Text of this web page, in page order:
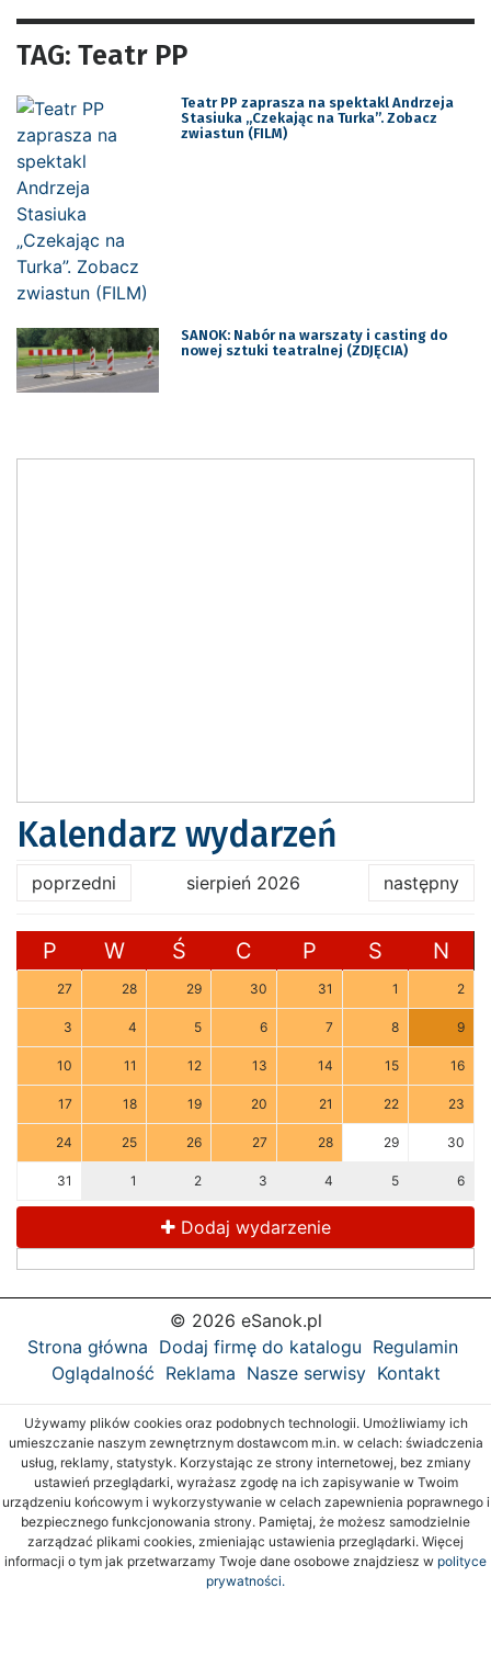
TAG: Teatr PP
Teatr PP zaprasza na spektakl Andrzeja
Stasiuka „Czekając na Turka”. Zobacz
zwiastun (FILM)
SANOK: Nabór na warszaty i casting do
nowej sztuki teatralnej (ZDJĘCIA)
Kalendarz wydarzeń
poprzedni sierpień 2026 następny
P W Ś C P S N
27 28 29 30 31 1 2
3 4 5 6 7 8 9
10 11 12 13 14 15 16
17 18 19 20 21 22 23
24 25 26 27 28 29 30
31 1 2 3 4 5 6
Dodaj wydarzenie
© 2026 eSanok.pl
Strona główna Dodaj firmę do katalogu Regulamin
Oglądalność Reklama Nasze serwisy Kontakt
Używamy plików cookies oraz podobnych technologii. Umożliwiamy ich
umieszczanie naszym zewnętrznym dostawcom m.in. w celach: świadczenia
usług, reklamy, statystyk. Korzystając ze strony internetowej, bez zmiany
ustawień przeglądarki, wyrażasz zgodę na ich zapisywanie w Twoim
urządzeniu końcowym i wykorzystywanie w celach zapewnienia poprawnego i
bezpiecznego funkcjonowania strony. Pamiętaj, że możesz samodzielnie
zarządzać plikami cookies, zmieniając ustawienia przeglądarki. Więcej
informacji o tym jak przetwarzamy Twoje dane osobowe znajdziesz w polityce
prywatności.